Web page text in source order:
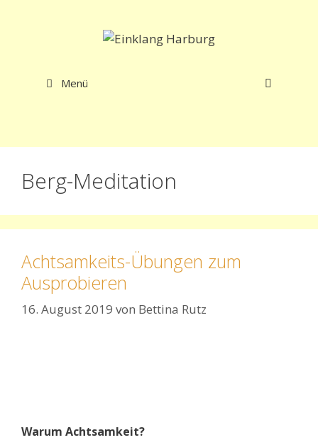
Menü
Berg-Meditation
Achtsamkeits-Übungen zum
Ausprobieren
16. August 2019 von Bettina Rutz
Warum Achtsamkeit?